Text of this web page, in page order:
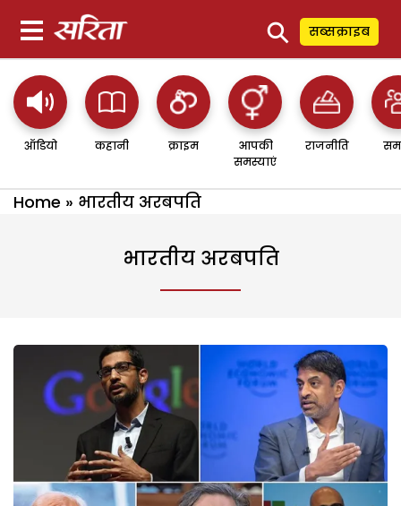
⚲ सब्सक्राइब
ऑडियो कहानी क्राइम
आपकी
समस्याएं
राजनीति
Home » भारतीय अरबपति
भारतीय अरबपति